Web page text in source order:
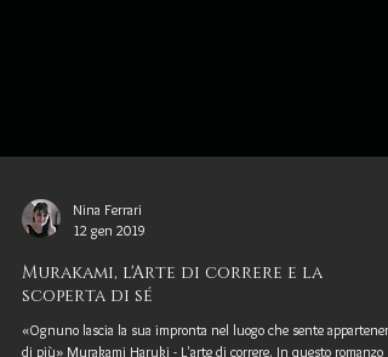
12 gen 2019
Murakami, l'Arte di correre e la
scoperta di sé